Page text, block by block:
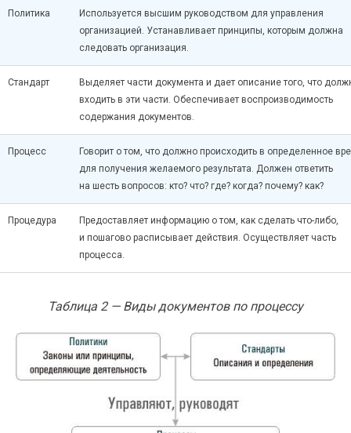
Политика
Используется высшим руководством для управления
организацией. Устанавливает принципы, которым должна
следовать организация.
Стандарт
Выделяет части документа и дает описание того, что
входить в эти части. Обеспечивает воспроизводимость
содержания документов.
Процесс
Говорит о том, что должно происходить в определенное
для получения желаемого результата. Должен ответить
на шесть вопросов: кто? что? где? когда? почему? как?
Процедура Предоставляет информацию о том, как сделать что-либо,
и пошагово расписывает действия. Осуществляет часть
процесса.
Таблица 2 — Виды документов по процессу